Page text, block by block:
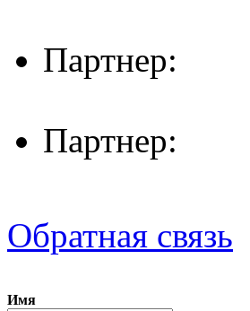
Партнер:
Партнер:
Обратная связь
Имя